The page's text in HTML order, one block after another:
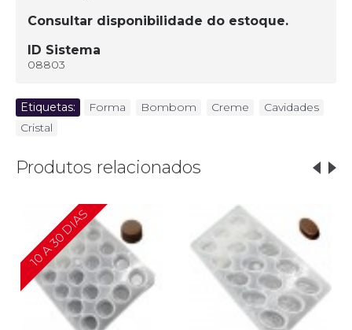
Consultar disponibilidade do estoque.
ID Sistema
08803
Etiquetas: Forma Bombom Creme Cavidades
Cristal
Produtos relacionados
10 A 30 DIAS